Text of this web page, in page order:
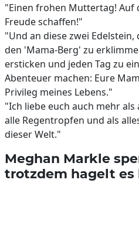
"Einen frohen Muttertag! Auf
Freude schaffen!"
"Und an diese zwei
den 'Mama-Berg' zu
ersticken und jeden Tag zu
Abenteuer machen: Eure
Privileg meines Lebens."
"Ich liebe euch auch mehr als
alle Regentropfen und als
dieser Welt."
Meghan Markle
trotzdem hagelt es